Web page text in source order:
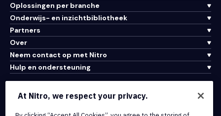
Oplossingen per branche
Onderwijs- en inzichtbibliotheek
Partners
Over
Neem contact op met Nitro
Hulp en ondersteuning
Integraties en API-connectiviteit
At Nitro, we respect your privacy.